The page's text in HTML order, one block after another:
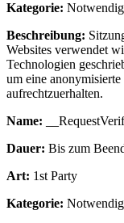
Kategorie: Notwendig
Beschreibung:
Websites verwendet
Technologien
um eine
aufrechtzuerhalten.
Name:
Dauer: Bis zum
Art: 1st Party
Kategorie: Notwendig